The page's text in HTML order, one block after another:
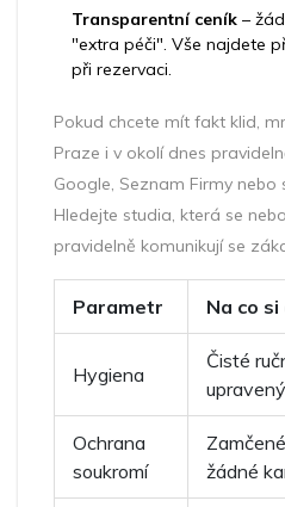
Transparentní ceník –
"extra péči". Vše najdete
při rezervaci.
Pokud chcete mít fakt klid,
Praze i v okolí dnes
Google, Seznam Firmy
Hledejte studia, která se
pravidelně komunikují se
Parametr Na co
Hygiena
Čisté
Ochrana
soukromí
žádné